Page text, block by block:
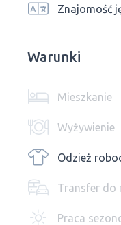
Znajomość
Warunki
Mieszkanie
Wyżywienie
Odzież
Transfer do
Praca